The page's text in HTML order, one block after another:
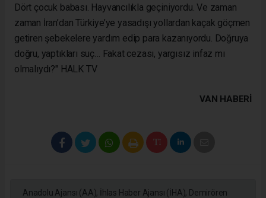
Dört çocuk babası. Hayvancılıkla geçiniyordu. Ve zaman
zaman İran’dan Türkiye’ye yasadışı yollardan kaçak göçmen
getiren şebekelere yardım edip para kazanıyordu. Doğruya
doğru, yaptıkları suç… Fakat cezası, yargısız infaz mı
olmalıydı?" HALK TV
VAN HABERİ
Anadolu Ajansı (AA), İhlas Haber Ajansı (İHA), Demirören